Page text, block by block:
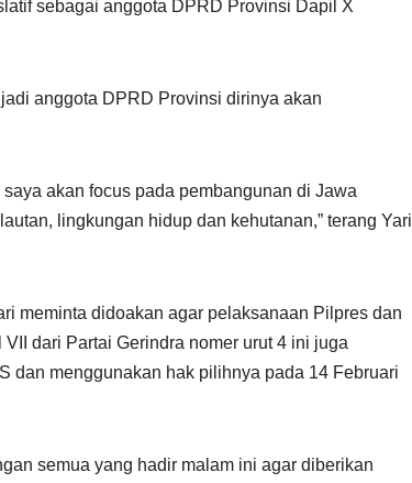
sebagai anggota DPRD Provinsi Dapil X
anggota DPRD Provinsi dirinya akan
akan focus pada pembangunan di Jawa
lingkungan hidup dan kehutanan,” terang Yari
meminta didoakan agar pelaksanaan Pilpres dan
dari Partai Gerindra nomer urut 4 ini juga
dan menggunakan hak pilihnya pada 14 Februari
semua yang hadir malam ini agar diberikan